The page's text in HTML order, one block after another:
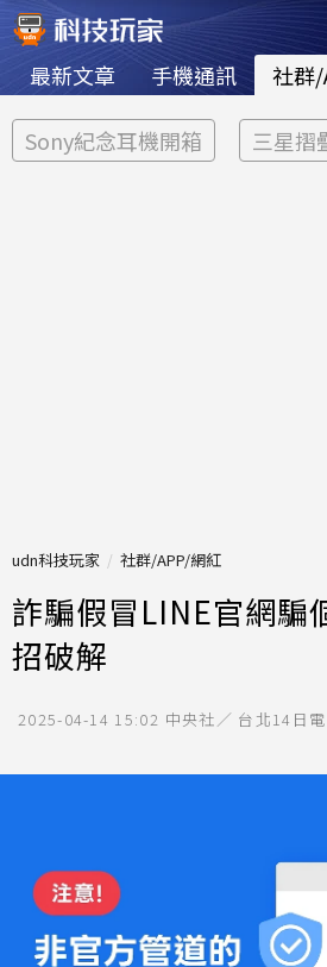
最新文章 手機通訊 社群/
Sony紀念耳機開箱 三星摺
udn科技玩家 社群/APP/網紅
詐騙假冒LINE官網騙
招破解
2025-04-14 15:02 中央社／ 台北14日電